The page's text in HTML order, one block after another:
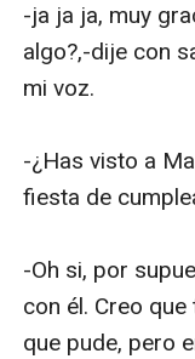
-ja ja ja, muy
algo?,-dije con
mi voz.
-¿Has visto a
fiesta de
-Oh si, por
con él. Creo
que pude, pero